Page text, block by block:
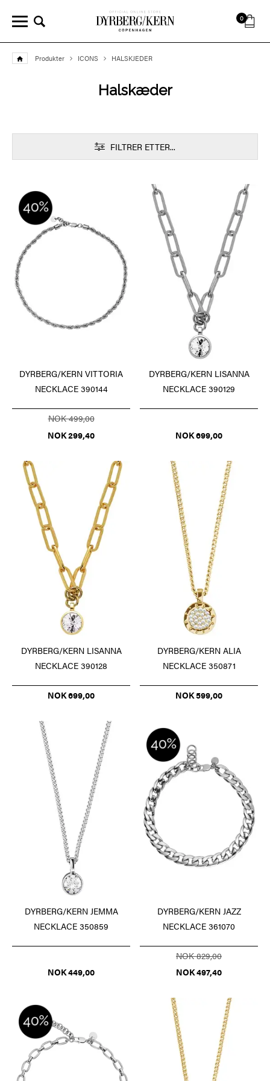
0
Produkter ICONS HALSKJEDER
Halskæder
FILTRER ETTER...
DYRBERG/KERN VITTORIA
NECKLACE 390144
NOK 499,00
NOK 299,40
DYRBERG/KERN LISANNA
NECKLACE 390129
NOK 699,00
DYRBERG/KERN LISANNA
NECKLACE 390128
NOK 699,00
DYRBERG/KERN ALIA
NECKLACE 350871
NOK 599,00
DYRBERG/KERN JEMMA
NECKLACE 350859
NOK 449,00
DYRBERG/KERN JAZZ
NECKLACE 361070
NOK 829,00
NOK 497,40